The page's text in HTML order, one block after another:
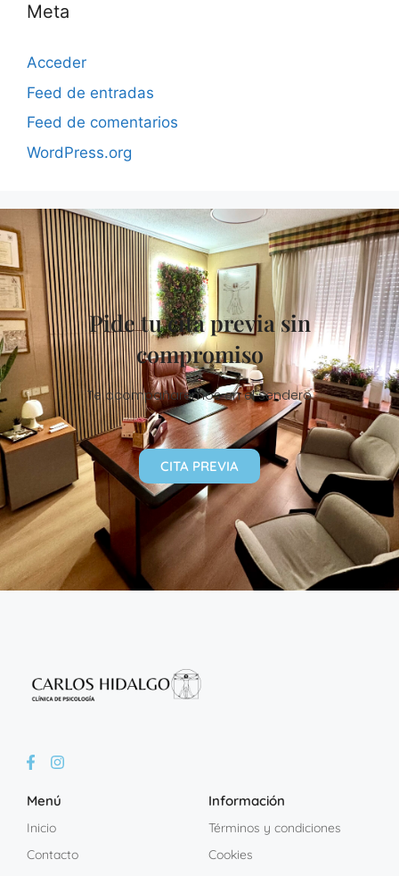
Meta
Acceder
Feed de entradas
Feed de comentarios
WordPress.org
Pide tu cita previa sin
compromiso
Te acompañaremos en el sendero
CITA PREVIA
Menú
Inicio
Contacto
Información
Términos y condiciones
Cookies